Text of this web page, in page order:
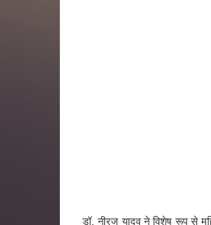
डॉ. नीरज यादव ने विशेष रूप से